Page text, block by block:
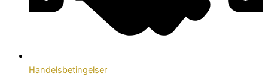
Handelsbetingelser